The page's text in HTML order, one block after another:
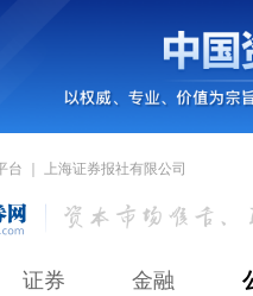
台 ｜ 上海证券报社有限公司
证券 金融